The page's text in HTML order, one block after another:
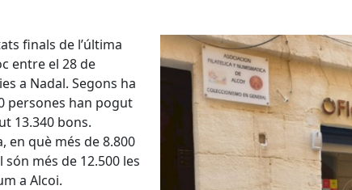
finals de l’última
entre el 28 de
a Nadal. Segons ha
persones han pogut
13.340 bons.
en què més de 8.800
més de 12.500 les
a Alcoi.